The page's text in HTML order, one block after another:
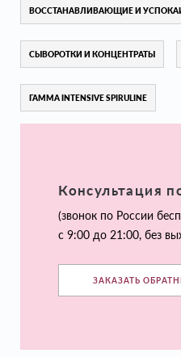
ВОССТАНАВЛИВАЮЩИЕ И
СЫВОРОТКИ И КОНЦЕНТРАТЫ
ГАММА INTENSIVE SPIRULINE
Консультация
(звонок по России
с 9:00 до 21:00, без
ЗАКАЗАТЬ